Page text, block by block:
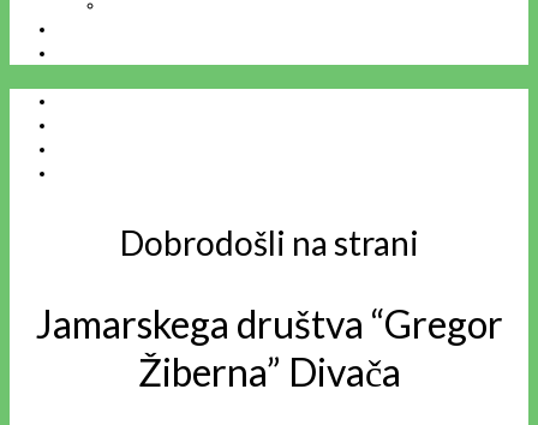
Dobrodošli na strani
Jamarskega društva “Gregor
Žiberna” Divača